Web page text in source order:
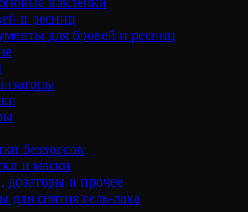
и ресниц
для бровей и ресниц
безворсов
и маски
и прочее
для снятия гель-лака